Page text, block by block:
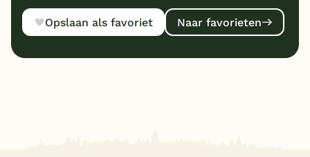
Opslaan als favoriet Naar favorieten